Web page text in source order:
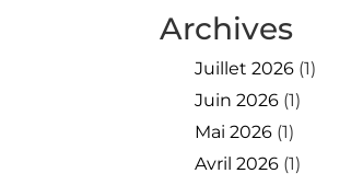
Archives
Juillet 2026 (1)
Juin 2026 (1)
Mai 2026 (1)
Avril 2026 (1)